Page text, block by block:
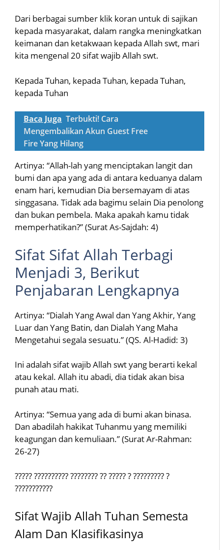
Dari berbagai sumber klik koran untuk di sajikan
kepada masyarakat, dalam rangka meningkatkan
keimanan dan ketakwaan kepada Allah swt, mari
kita mengenal 20 sifat wajib Allah swt.
Kepada Tuhan, kepada Tuhan, kepada Tuhan,
kepada Tuhan
Baca Juga Terbukti! Cara
Mengembalikan Akun Guest Free
Fire Yang Hilang
Artinya: “Allah-lah yang menciptakan langit dan
bumi dan apa yang ada di antara keduanya dalam
enam hari, kemudian Dia bersemayam di atas
singgasana. Tidak ada bagimu selain Dia penolong
dan bukan pembela. Maka apakah kamu tidak
memperhatikan?” (Surat As-Sajdah: 4)
Sifat Sifat Allah Terbagi
Menjadi 3, Berikut
Penjabaran Lengkapnya
Artinya: “Dialah Yang Awal dan Yang Akhir, Yang
Luar dan Yang Batin, dan Dialah Yang Maha
Mengetahui segala sesuatu.” (QS. Al-Hadid: 3)
Ini adalah sifat wajib Allah swt yang berarti kekal
atau kekal. Allah itu abadi, dia tidak akan bisa
punah atau mati.
Artinya: “Semua yang ada di bumi akan binasa.
Dan abadilah hakikat Tuhanmu yang memiliki
keagungan dan kemuliaan.” (Surat Ar-Rahman:
26-27)
????? ?????????? ???????? ?? ????? ? ????????? ?
???????????
Sifat Wajib Allah Tuhan Semesta
Alam Dan Klasifikasinya